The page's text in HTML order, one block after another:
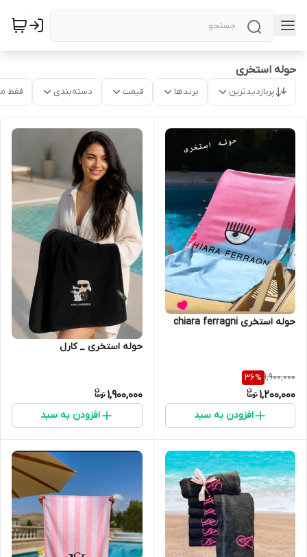
حوله استخری
پربازدیدترین برندها قیمت دسته‌بندی فقط
حوله استخری chiara ferragni
1,900,000
36%
1,200,000
افزودن به سبد
حوله استخری _ کارل
1,900,000
افزودن به سبد